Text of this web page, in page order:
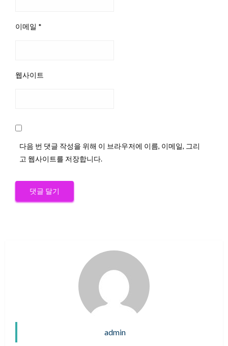
이메일 *
웹사이트
다음 번 댓글 작성을 위해 이 브라우저에 이름, 이메일, 그리
고 웹사이트를 저장합니다.
admin